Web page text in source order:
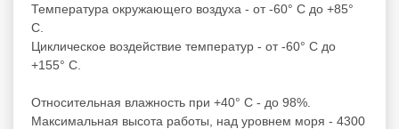
Температура окружающего воздуха - от -60° С до +85°
С.
Циклическое воздействие температур - от -60° С до
+155° С.
Относительная влажность при +40° С - до 98%.
Максимальная высота работы, над уровнем моря - 4300